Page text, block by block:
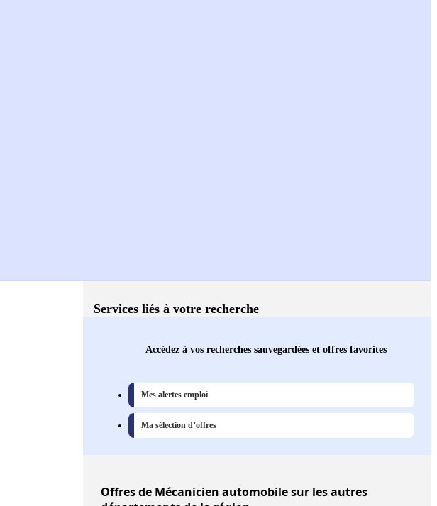
Services liés à votre recherche
Accédez à vos recherches sauvegardées et offres favorites
Mes alertes emploi
Ma sélection d’offres
Offresde Mécanicien automobile sur les autres